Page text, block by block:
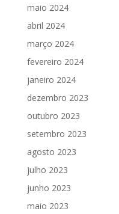
maio 2024
abril 2024
março 2024
fevereiro 2024
janeiro 2024
dezembro 2023
outubro 2023
setembro 2023
agosto 2023
julho 2023
junho 2023
maio 2023